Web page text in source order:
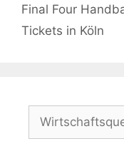
Final Four
Tickets in Köln
Suchen